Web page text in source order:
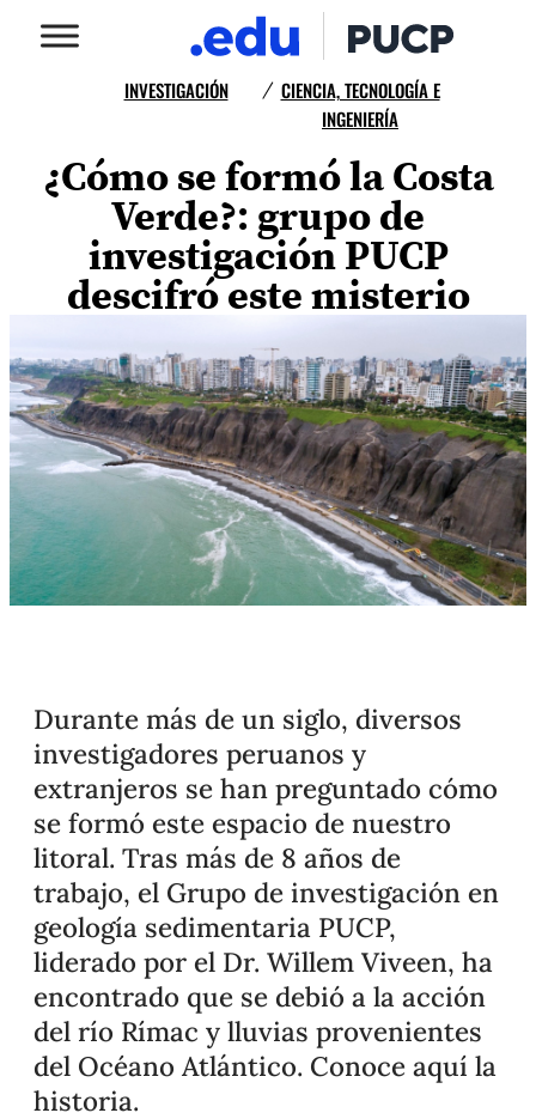
INVESTIGACIÓN / CIENCIA, TECNOLOGÍA E
INGENIERÍA
¿Cómo se formó la Costa
Verde?: grupo de
investigación PUCP
descifró este misterio
Durante más de un siglo, diversos
investigadores peruanos y
extranjeros se han preguntado cómo
se formó este espacio de nuestro
litoral. Tras más de 8 años de
trabajo, el Grupo de investigación en
geología sedimentaria PUCP,
liderado por el Dr. Willem Viveen, ha
encontrado que se debió a la acción
del río Rímac y lluvias provenientes
del Océano Atlántico. Conoce aquí la
historia.